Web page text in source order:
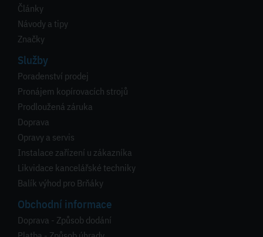
Články
Návody a tipy
Značky
Služby
Poradenství prodej
Pronájem kopírovacích strojů
Prodloužená záruka
Doprava
Opravy a servis
Instalace zařízení u zákazníka
Likvidace kancelářské techniky
Balík výhod pro Brňáky
Obchodní informace
Doprava - Způsob dodání